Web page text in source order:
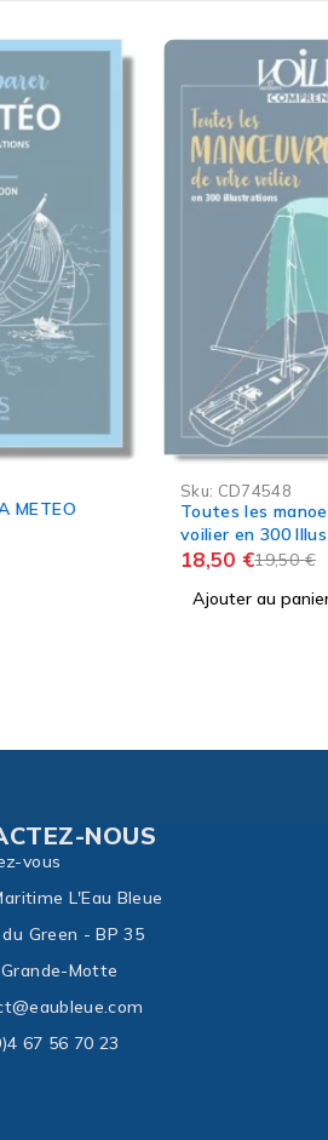
Toutes les manoeuvres de votre
voilier en 300 Illustrations, de
François Chevalier
NOUS
vous
L'Eau Bleue
Green - BP 35
Motte
67 56 70 23